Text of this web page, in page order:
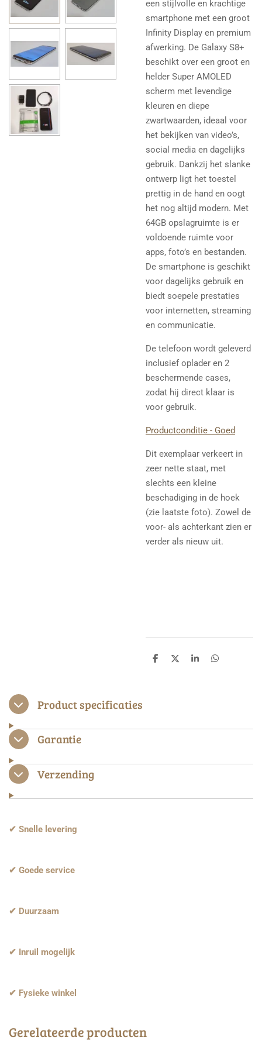
een stijlvolle en krachtige
smartphone met een groot
Infinity Display en premium
afwerking. De Galaxy S8+
beschikt over een groot en
helder Super AMOLED
scherm met levendige
kleuren en diepe
zwartwaarden, ideaal voor
het bekijken van video’s,
social media en dagelijks
gebruik. Dankzij het slanke
ontwerp ligt het toestel
prettig in de hand en oogt
het nog altijd modern. Met
64GB opslagruimte is er
voldoende ruimte voor
apps, foto’s en bestanden.
De smartphone is geschikt
voor dagelijks gebruik en
biedt soepele prestaties
voor internetten, streaming
en communicatie.
De telefoon wordt geleverd
inclusief oplader en 2
beschermende cases,
zodat hij direct klaar is
voor gebruik.
Productconditie - Goed
Dit exemplaar verkeert in
zeer nette staat, met
slechts een kleine
beschadiging in de hoek
(zie laatste foto). Zowel de
voor- als achterkant zien er
verder als nieuw uit.
D
D
S
D
Product specificaties
Garantie
Verzending
✔ Snelle levering
✔ Goede service
✔ Duurzaam
✔ Inruil mogelijk
✔ Fysieke winkel
Gerelateerde producten